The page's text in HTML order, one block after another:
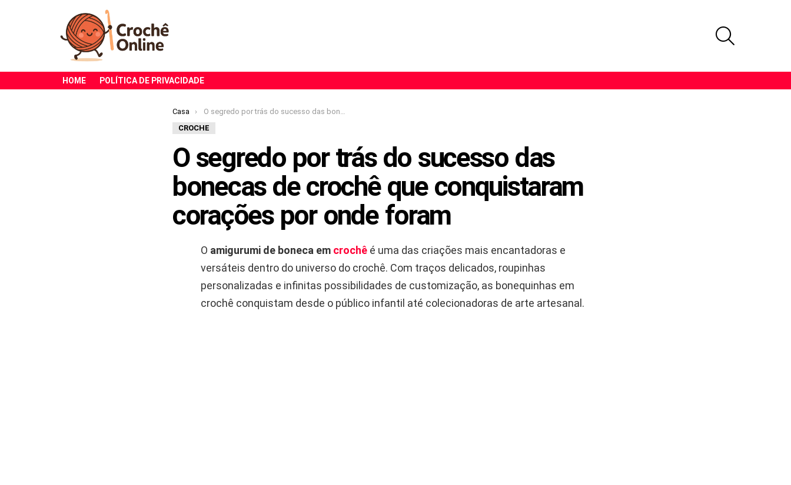
HOME POLÍTICA DE PRIVACIDADE
Você está aqui:
Casa
O segredo por trás do sucesso das bonecas de crochê que conquistaram corações por onde foram
CROCHE
O segredo por trás do sucesso das
bonecas de crochê que conquistaram
corações por onde foram
O amigurumi de boneca em crochê é uma das criações mais encantadoras e
versáteis dentro do universo do crochê. Com traços delicados, roupinhas
personalizadas e infinitas possibilidades de customização, as bonequinhas em
crochê conquistam desde o público infantil até colecionadoras de arte artesanal.